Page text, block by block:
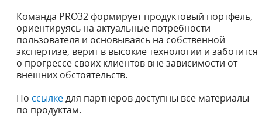
Команда PRO32 формирует продуктовый портфель,
ориентируясь на актуальные потребности
пользователя и основываясь на собственной
экспертизе, верит в высокие технологии и заботится
о прогрессе своих клиентов вне зависимости от
внешних обстоятельств.
По ссылкедля партнеров доступны все материалы
по продуктам.